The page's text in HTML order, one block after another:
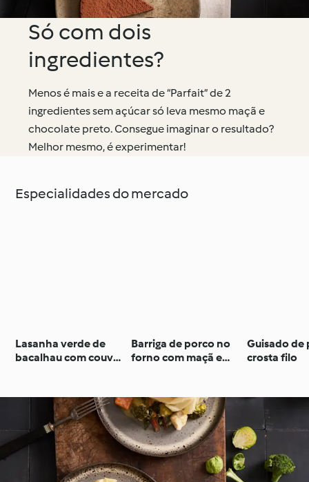
Só com dois
ingredientes?
Menos é mais e a receita de “Parfait” de 2
ingredientes sem açúcar só leva mesmo maçã e
chocolate preto. Consegue imaginar o resultado?
Melhor mesmo, é experimentar!
Especialidades do mercado
Lasanha verde de
bacalhau com couves
Barriga de porco no
forno com maçã e
Guisado de
crosta filo